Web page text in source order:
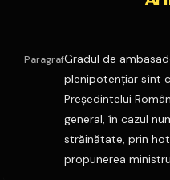
ParagrafGradul de
plenipotenţiar sînt
Preşedintelui
general, în cazul
străinătate, prin
propunerea